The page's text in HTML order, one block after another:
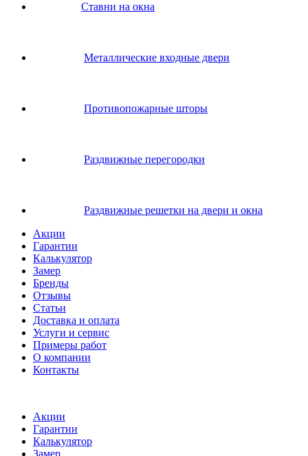
Ставни на окна
Металлические входные двери
Противопожарные шторы
Раздвижные перегородки
Раздвижные решетки на двери и окна
Акции
Гарантии
Калькулятор
Замер
Бренды
Отзывы
Статьи
Доставка и оплата
Услуги и сервис
Примеры работ
О компании
Контакты
Акции
Гарантии
Калькулятор
Замер